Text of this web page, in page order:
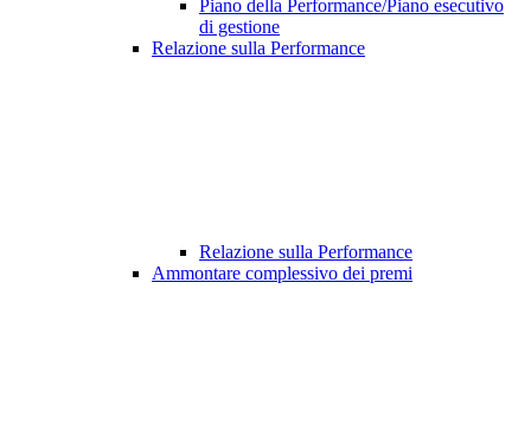
Piano della Performance/Piano esecutivo
di gestione
Relazione sulla Performance
Relazione sulla Performance
Ammontare complessivo dei premi